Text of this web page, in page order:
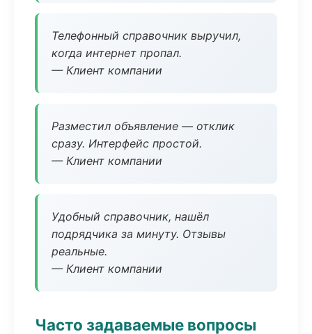
Телефонный справочник выручил,
когда интернет пропал.
— Клиент компании
Разместил объявление — отклик
сразу. Интерфейс простой.
— Клиент компании
Удобный справочник, нашёл
подрядчика за минуту. Отзывы
реальные.
— Клиент компании
Часто задаваемые вопросы